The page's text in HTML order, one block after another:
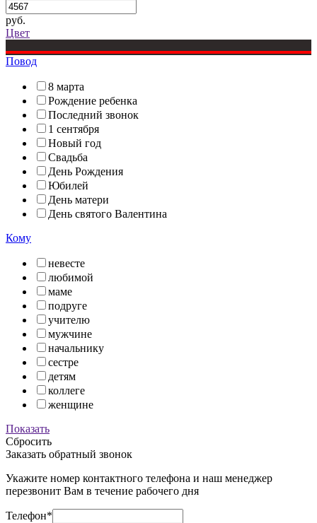
руб.
Цвет
Повод
8 марта
Рождение ребенка
Последний звонок
1 сентября
Новый год
Свадьба
День Рождения
Юбилей
День матери
День святого Валентина
Кому
невесте
любимой
маме
подруге
учителю
мужчине
начальнику
сестре
детям
коллеге
женщине
Показать
Сбросить
Заказать обратный звонок
Укажите номер контактного телефона и наш менеджер
перезвонит Вам в течение рабочего дня
Телефон*